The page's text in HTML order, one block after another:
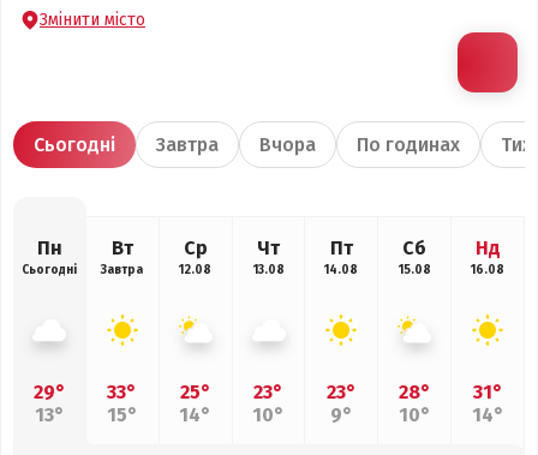
Змінити місто
Сьогодні Завтра Вчора По годинах
Пн
Сьогодні
29°
13°
Вт
Завтра
33°
15°
Ср
12.08
25°
14°
Чт
13.08
23°
10°
Пт
14.08
23°
9°
Сб
15.08
28°
10°
Нд
16.08
31°
14°